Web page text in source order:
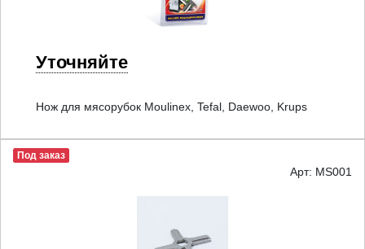
Уточняйте
Нож для мясорубок Moulinex, Tefal, Daewoo, Krups
Под заказ
Арт: MS001